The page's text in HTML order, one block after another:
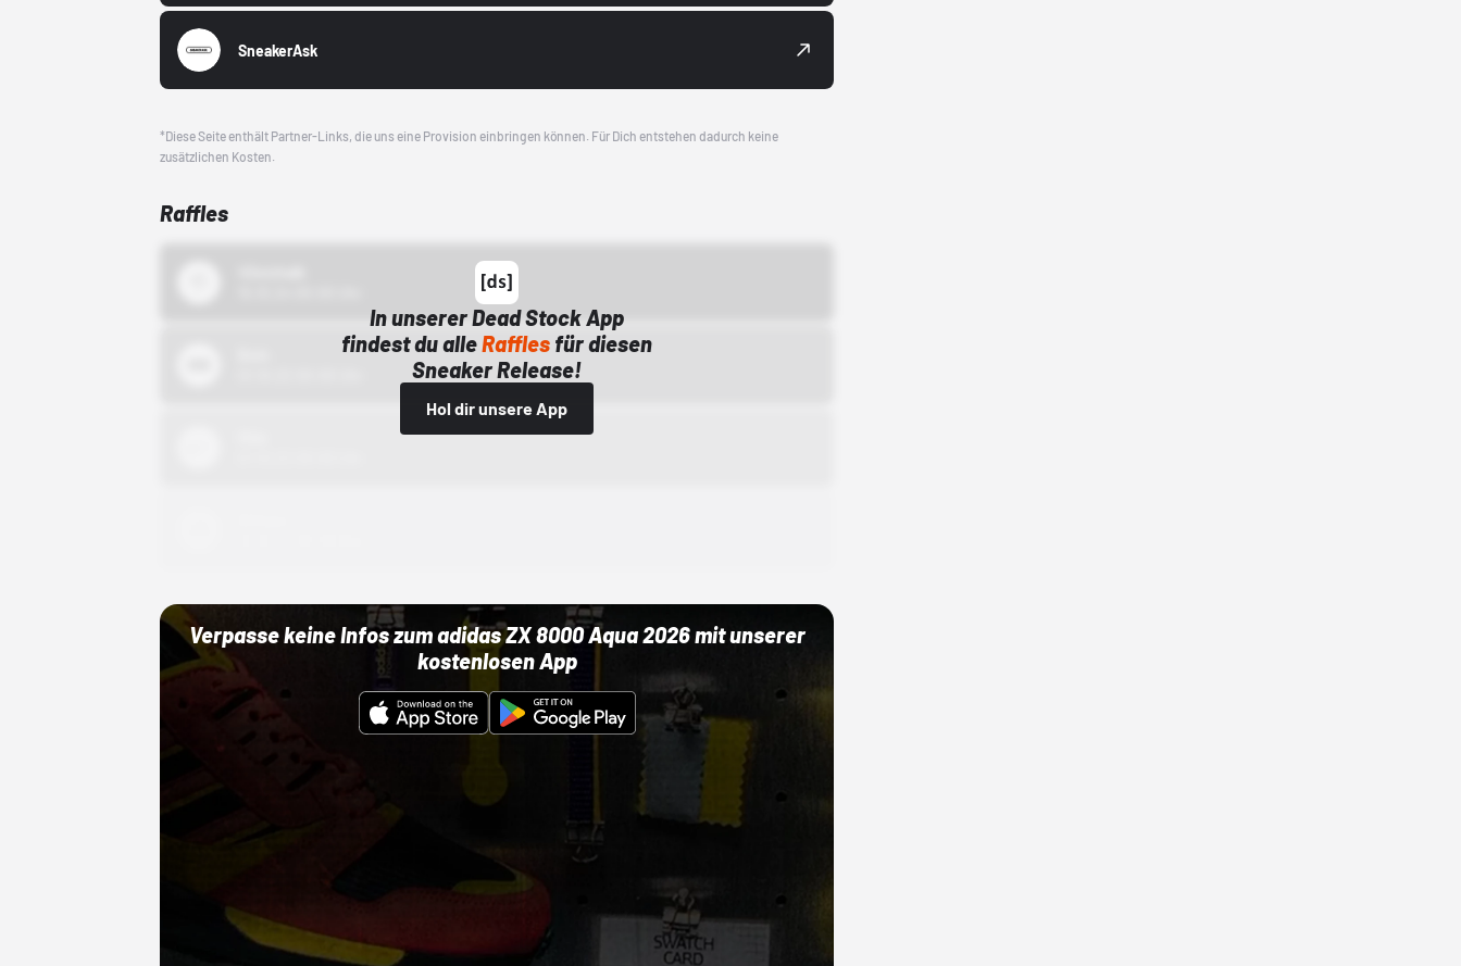
SneakerAsk
*Diese Seite enthält Partner-Links, die uns eine Provision einbringen können. Für Dich entstehen dadurch keine
zusätzlichen Kosten.
Raffles
In unserer Dead Stock App
findest du alleRaffles für diesen
Sneaker Release!
Hol dir unsere App
Verpasse keine Infos zum adidas ZX 8000 Aqua 2026 mit unserer
kostenlosen App